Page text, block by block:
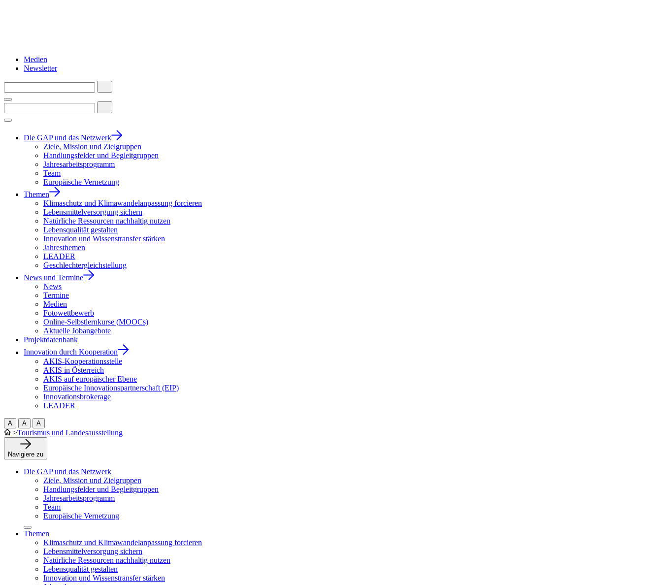
Medien
Newsletter
Die GAP und das Netzwerk
Ziele, Mission und Zielgruppen
Handlungsfelder und Begleitgruppen
Jahresarbeitsprogramm
Team
Europäische Vernetzung
Themen
Klimaschutz und Klimawandelanpassung forcieren
Lebensmittelversorgung sichern
Natürliche Ressourcen nachhaltig nutzen
Lebensqualität gestalten
Innovation und Wissenstransfer stärken
Jahresthemen
LEADER
Geschlechtergleichstellung
News und Termine
News
Termine
Medien
Fotowettbewerb
Online-Selbstlernkurse (MOOCs)
Aktuelle Jobangebote
Projektdatenbank
Innovation durch Kooperation
AKIS-Kooperationsstelle
AKIS in Österreich
AKIS auf europäischer Ebene
Europäische Innovationspartnerschaft (EIP)
Innovationsbrokerage
LEADER
A A A
>Tourismus und Landesausstellung
Navigiere zu
Die GAP und das Netzwerk
Ziele, Mission und Zielgruppen
Handlungsfelder und Begleitgruppen
Jahresarbeitsprogramm
Team
Europäische Vernetzung
Themen
Klimaschutz und Klimawandelanpassung forcieren
Lebensmittelversorgung sichern
Natürliche Ressourcen nachhaltig nutzen
Lebensqualität gestalten
Innovation und Wissenstransfer stärken